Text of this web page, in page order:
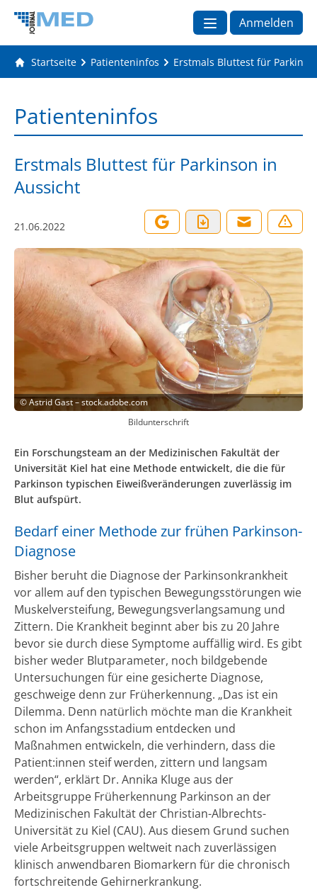
Anmelden
Startseite Patienteninfos Erstmals Bluttest für
Patienteninfos
Erstmals Bluttest für Parkinson in
Aussicht
21.06.2022
©Astrid Gast – stock.adobe.com
Bildunterschrift
Ein Forschungsteam an der Medizinischen Fakultät der
Universität Kiel hat eine Methode entwickelt, die die für
Parkinson typischen Eiweißveränderungen zuverlässig im
Blut aufspürt.
Bedarf einer Methode zur frühen Parkinson-
Diagnose
Bisher beruht die Diagnose der Parkinsonkrankheit
vor allem auf den typischen Bewegungsstörungen wie
Muskelversteifung, Bewegungsverlangsamung und
Zittern. Die Krankheit beginnt aber bis zu 20 Jahre
bevor sie durch diese Symptome auffällig wird. Es gibt
bisher weder Blutparameter, noch bildgebende
Untersuchungen für eine gesicherte Diagnose,
geschweige denn zur Früherkennung. „Das ist ein
Dilemma. Denn natürlich möchte man die Krankheit
schon im Anfangsstadium entdecken und
Maßnahmen entwickeln, die verhindern, dass die
Patient:innen steif werden, zittern und langsam
werden“, erklärt Dr. Annika Kluge aus der
Arbeitsgruppe Früherkennung Parkinson an der
Medizinischen Fakultät der Christian-Albrechts-
Universität zu Kiel (CAU). Aus diesem Grund suchen
viele Arbeitsgruppen weltweit nach zuverlässigen
klinisch anwendbaren Biomarkern für die chronisch
fortschreitende Gehirnerkrankung.